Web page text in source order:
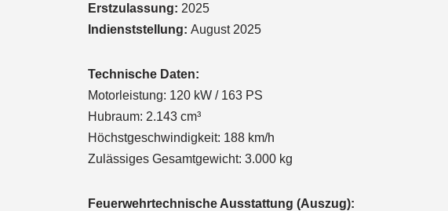
Erstzulassung: 2025
Indienststellung: August 2025
Technische Daten:
Motorleistung: 120 kW / 163 PS
Hubraum: 2.143 cm³
Höchstgeschwindigkeit: 188 km/h
Zulässiges Gesamtgewicht: 3.000 kg
Feuerwehrtechnische Ausstattung (Auszug):